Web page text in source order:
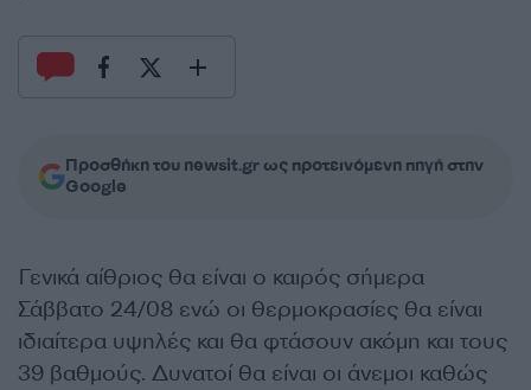
Προσθήκη του newsit.gr ως προτεινόμενη πηγή στην
Google
Γενικά αίθριος θα είναι ο καιρός σήμερα
Σάββατο 24/08 ενώ οι θερμοκρασίες θα είναι
ιδιαίτερα υψηλές και θα φτάσουν ακόμη και τους
39 βαθμούς. Δυνατοί θα είναι οι άνεμοι καθώς